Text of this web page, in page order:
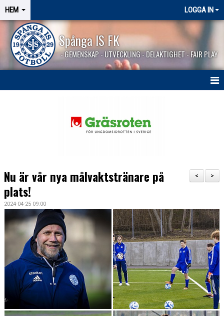
HEM LOGGA IN
Spånga IS FK
- GEMENSKAP - UTVECKLING - DELAKTIGHET - FAIR PLAY
>
<
Nu är vår nya målvaktstränare på
plats!
2024-04-25 09:00